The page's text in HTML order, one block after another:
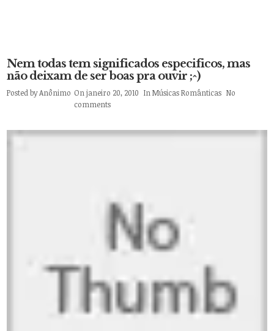
Nem todas tem significados especificos, mas
não deixam de ser boas pra ouvir ;^)
Posted byAnônimo On janeiro 20, 2010 InMúsicas Românticas No
comments